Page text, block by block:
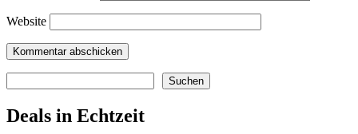
Website
Suchen
Deals in Echtzeit